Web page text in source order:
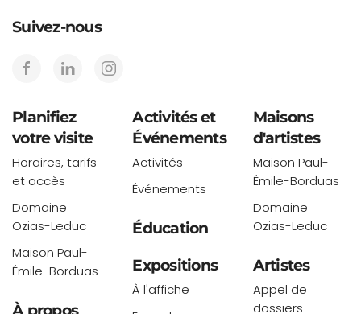
Suivez-nous
Planifiez
votre visite
Horaires, tarifs
et accès
Domaine
Ozias-Leduc
Maison Paul-
Émile-Borduas
Activités et
Événements
Activités
Événements
Éducation
Expositions
À l'affiche
Maisons
d'artistes
Maison Paul-
Émile-Borduas
Domaine
Ozias-Leduc
Artistes
Appel de
dossiers